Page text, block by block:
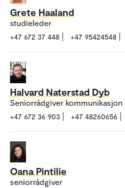
Grete Haaland
studieleder
+47 672 37 448 +47 95424548
Halvard Naterstad Dyb
Seniorrådgiver kommunikasjon
+47 672 36 903 +47 48260656
Oana Pintilie
seniorrådgiver